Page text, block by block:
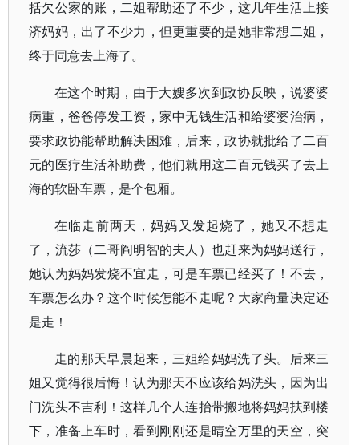
括欠公家的账，二姐帮助还了不少，这几年生活上接
济妈妈，出了不少力，但更重要的是她非常想二姐，
终于同意去上海了。
在这个时期，由于大嫂多次到政协反映，说婆婆
病重，爸爸停发工资，家中无钱生活和给婆婆治病，
要求政协能帮助解决困难，后来，政协就批给了二百
元的医疗生活补助费，他们就用这二百元钱买了去上
海的软卧车票，是个包厢。
在临走前两天，妈妈又发起烧了，她又不想走
了，流莎（二哥阎明智的夫人）也赶来为妈妈送行，
她认为妈妈发烧不宜走，可是车票已经买了！不去，
车票怎么办？这个时候怎能不走呢？大家商量决定还
是走！
走的那天早晨起来，三姐给妈妈洗了头。后来三
姐又觉得很后悔！认为那天不应该给妈洗头，因为出
门洗头不吉利！这样几个人连抬带搬地将妈妈扶到楼
下，准备上车时，看到刚刚还是晴空万里的天空，突